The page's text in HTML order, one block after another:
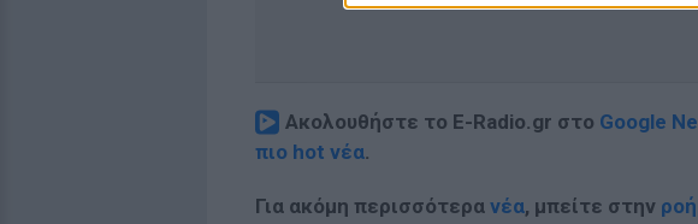
Ακολουθήστε το E-Radio.gr στο Google
πιο hot νέα.
Για ακόμη περισσότερα νέα, μπείτε στην